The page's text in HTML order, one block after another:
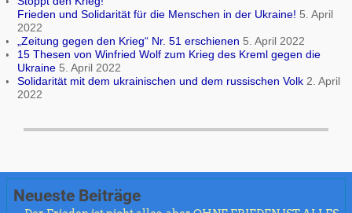
Frieden und Solidarität für die Menschen in der Ukraine! 5. April
2022
„Zeitung gegen den Krieg“ Nr. 51 erschienen 5. April 2022
15 Thesen von Winfried Wolf zum Krieg des Kreml gegen die
Ukraine 5. April 2022
Solidarität mit dem ukrainischen und dem russischen Volk 2. April
2022
Neueste Beiträge